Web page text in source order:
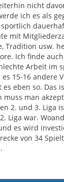
nicht
ich es als
mit
Tradition usw.
Ich finde
Arbeit im
15-16 andere
es eben so. Das
muss man
2. und 3. Liga
Liga war.
es wird
von 34